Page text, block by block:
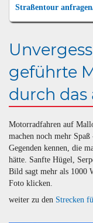
Straßentour
geführte
durch das
Motorradfahren auf
machen noch mehr
Gegenden kennen, die
hätte. Sanfte Hügel,
Bild sagt mehr als 1000
Foto klicken.
weiter zu den Strecken